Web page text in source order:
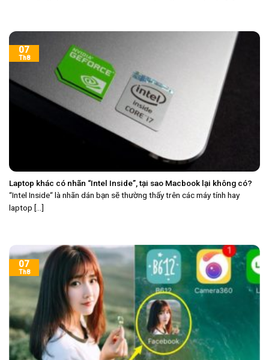
Laptop khác có nhãn “Intel Inside”, tại sao Macbook lại không có?
“Intel Inside“ là nhãn dán bạn sẽ thường thấy trên các máy tính hay
laptop [...]
07
Th8
07
Th8